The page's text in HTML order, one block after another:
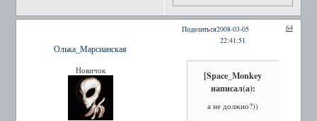
Поделиться 64
2008-03-05
22:41:51
Олька_Марсианская
Новичок
[Space_Monkey
написал(а):
а не должно?))